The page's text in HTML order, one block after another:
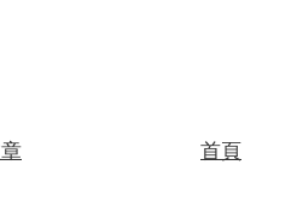
首頁